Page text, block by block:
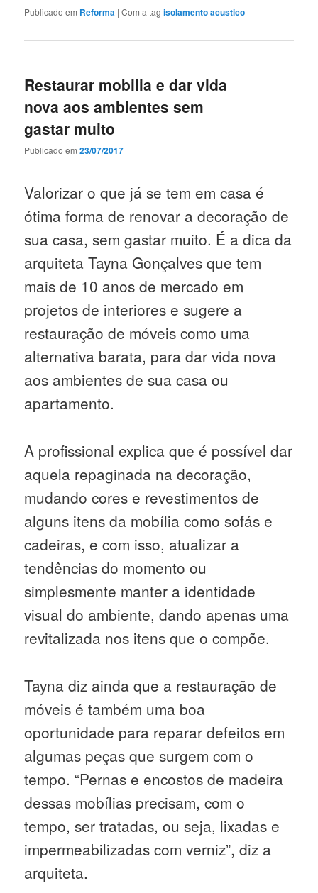
Publicado em Reforma |Com a tagisolamento acustico
Restaurar mobilia e dar vida
nova aos ambientes sem
gastar muito
Publicado em23/07/2017
Valorizar o que já se tem em casa é
ótima forma de renovar a decoração de
sua casa, sem gastar muito. É a dica da
arquiteta Tayna Gonçalves que tem
mais de 10 anos de mercado em
projetos de interiores e sugere a
restauração de móveis como uma
alternativa barata, para dar vida nova
aos ambientes de sua casa ou
apartamento.
A profissional explica que é possível dar
aquela repaginada na decoração,
mudando cores e revestimentos de
alguns itens da mobília como sofás e
cadeiras, e com isso, atualizar a
tendências do momento ou
simplesmente manter a identidade
visual do ambiente, dando apenas uma
revitalizada nos itens que o compõe.
Tayna diz ainda que a restauração de
móveis é também uma boa
oportunidade para reparar defeitos em
algumas peças que surgem com o
tempo. “Pernas e encostos de madeira
dessas mobílias precisam, com o
tempo, ser tratadas, ou seja, lixadas e
impermeabilizadas com verniz”, diz a
arquiteta.